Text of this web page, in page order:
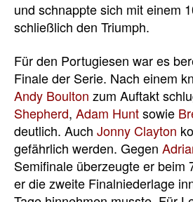
und schnappte sich mit einem
schließlich den Triumph.
Für den Portugiesen war es
Finale der Serie. Nach einem
Andy Boulton zum Auftakt
Shepherd, Adam Huntsowie
deutlich. Auch Jonny Clayton
gefährlich werden. Gegen
Semifinale überzeugte er beim
er die zweite Finalniederlage